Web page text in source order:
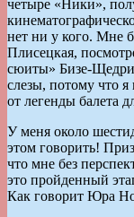
четыре «Ники»,
нет ни у кого. Мне
Плисецкая,
сюиты» Бизе-
слезы, потому что я
от легенды балета
У меня около
этом говорить!
что мне без
это пройденный
Как говорит Юра